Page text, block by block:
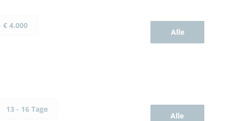
€ 4.000
Alle
13 - 16 Tage
Alle